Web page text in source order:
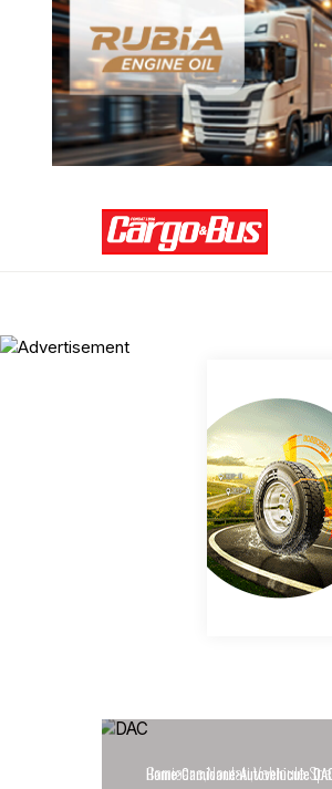
Home Camioane Autovehicule
CamioaneNoutatiVehicule